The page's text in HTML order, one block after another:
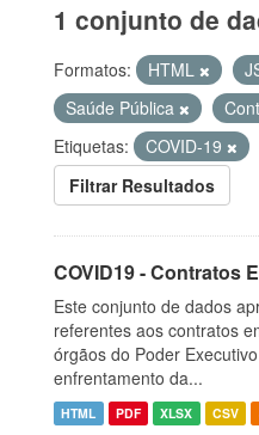
1 conjunto de
Formatos: HTML
Saúde Pública
Etiquetas:
COVID-19
Filtrar Resultados
COVID19 - Contratos
Este conjunto de dados
referentes aos contratos
órgãos do Poder
enfrentamento da...
HTML PDF XLSX CSV